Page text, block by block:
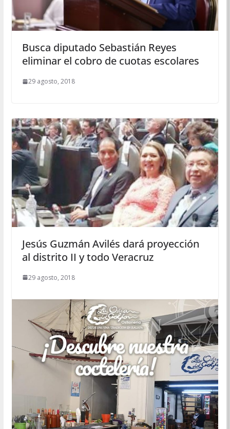
Busca diputado Sebastián Reyes
eliminar el cobro de cuotas escolares
29 agosto, 2018
Jesús Guzmán Avilés dará proyección
al distrito II y todo Veracruz
29 agosto, 2018